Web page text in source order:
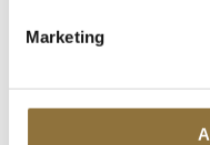
Marketing